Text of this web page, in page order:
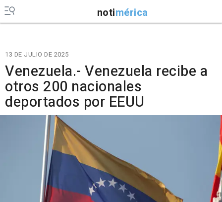
notimérica
13 DE JULIO DE 2025
Venezuela.- Venezuela recibe a
otros 200 nacionales
deportados por EEUU